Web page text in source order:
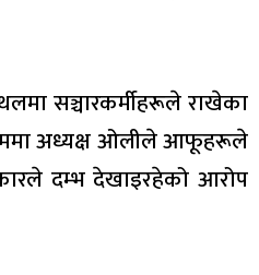
सञ्चारकर्मीहरूले राखेका
अध्यक्ष ओलीले आफूहरूले
दम्भ देखाइरहेको आरोप